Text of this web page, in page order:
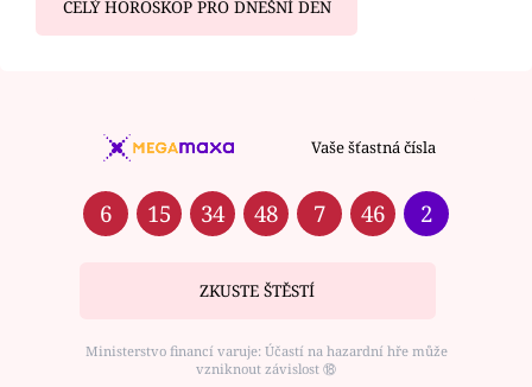
CELÝ HOROSKOP PRO DNEŠNÍ DEN
Vaše šťastná čísla
6 15 34 48 7 46 2
ZKUSTE ŠTĚSTÍ
Ministerstvo financí varuje: Účastí na hazardní hře může
vzniknout závislost ⑱